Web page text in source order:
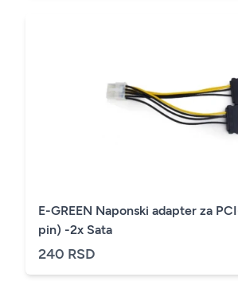
E-GREEN Naponski adapter za
pin) -2x Sata
240 RSD